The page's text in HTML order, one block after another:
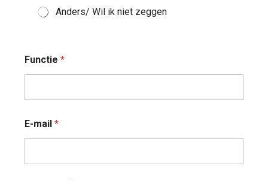
Anders/ Wil ik niet zeggen
Functie *
E-mail *